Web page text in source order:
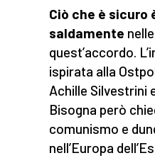
Ciò che è sicuro
saldamente
quest’accordo.
ispirata alla
Achille Silvestrini
Bisogna però
comunismo e
nell’Europa